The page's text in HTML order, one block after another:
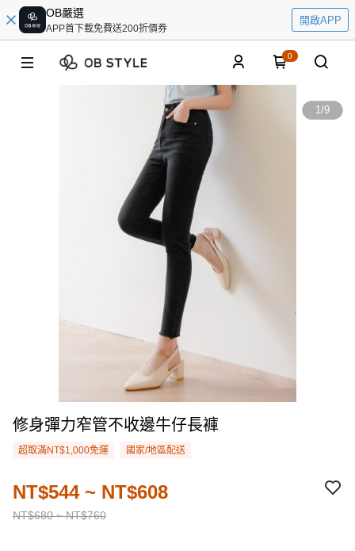
OB嚴選
APP首下載免費送200折價券
開啟APP
0
1/9
修身彈力窄管不收邊牛仔長褲
超取滿NT$1,000免運 國家/地區配送
NT$680 ~ NT$760
NT$544 ~ NT$608